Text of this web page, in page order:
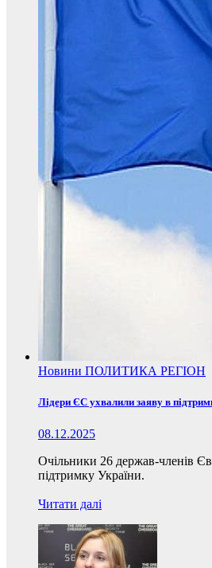
Новини ПОЛИТИКА РЕГІОН
Лідери ЄС ухвалили заяву в
08.12.2025
Очільники 26 держав-членів
підтримку України.
Читати далі